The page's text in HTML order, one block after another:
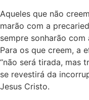
Aqueles que não
marão com a
sempre so­nharão
Para os que creem, a
“não será tirada, mas
se revestirá da
Jesus Cristo.